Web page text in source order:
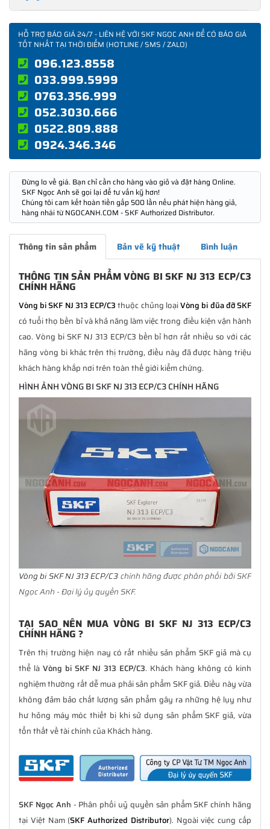
HỖ TRỢ BÁO GIÁ 24/7 - LIÊN HỆ VỚI SKF NGỌC ANH ĐỂ CÓ BÁO GIÁ
TỐT NHẤT TẠI THỜI ĐIỂM (HOTLINE / SMS / ZALO)
096.123.8558
033.999.5999
0763.356.999
052.3030.666
0522.809.888
0924.346.346
Đừng lo về giá. Bạn chỉ cần cho hàng vào giỏ và đặt hàng Online.
SKF Ngọc Anh sẽ gọi lại để tư vấn kỹ hơn!
Chúng tôi cam kết hoàn tiền gấp 500 lần nếu phát hiện hàng giả,
hàng nhái từ NGOCANH.COM - SKF Authorized Distributor.
Thông tin sản phẩm Bản vẽ kỹ thuật Bình luận
THÔNG TIN SẢN PHẨM VÒNG BI SKF NJ 313 ECP/C3
CHÍNH HÃNG
Vòng bi SKF NJ 313 ECP/C3thuộc chủng loạiVòng bi đũa đỡ SKF
có tuổi thọ bền bỉ và khả năng làm việc trong điều kiện vận hành
cao. Vòng bi SKF NJ 313 ECP/C3 bền bỉ hơn rất nhiều so với các
hãng vòng bi khác trên thị trường, điều này đã được hàng triệu
khách hàng khắp nơi trên toàn thế giới kiểm chứng.
HÌNH ẢNH VÒNG BI SKF NJ 313 ECP/C3 CHÍNH HÃNG
Vòng bi SKF NJ 313 ECP/C3chính hãng được phân phối bởi SKF
Ngọc Anh - Đại lý ủy quyền SKF.
TẠI SAO NÊN MUA VÒNG BI SKF NJ 313 ECP/C3
CHÍNH HÃNG ?
Trên thị trường hiện nay có rất nhiều sản phẩm SKF giả mà cụ
thể là Vòng bi SKF NJ 313 ECP/C3. Khách hàng không có kinh
nghiệm thường rất dễ mua phải sản phẩm SKF giả. Điều này vừa
không đảm bảo chất lượng sản phẩm gây ra những hệ lụy như
hư hỏng máy móc thiết bị khi sử dụng sản phẩm SKF giả, vừa
tổn thất về tài chính của Khách hàng.
SKF Ngọc Anh - Phân phối uỷ quyền sản phẩm SKF chính hãng
tại Việt Nam (SKF Authorized Distributor). Ngoài việc cung cấp